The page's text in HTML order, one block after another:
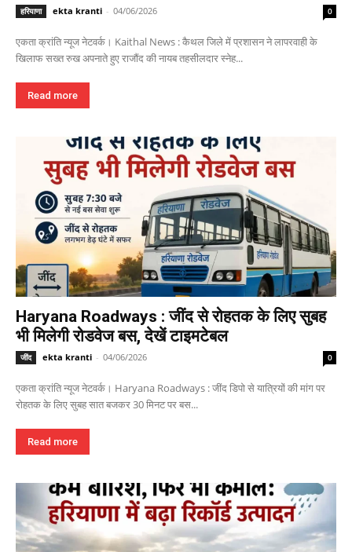
हरियाणा ekta kranti - 04/06/2026 0
एकता क्रांति न्यूज नेटवर्क। Kaithal News : कैथल जिले में प्रशासन ने लापरवाही के
खिलाफ सख्त रुख अपनाते हुए राजौंद की नायब तहसीलदार स्नेह...
Read more
Haryana Roadways : जींद से रोहतक के लिए सुबह
भी मिलेगी रोडवेज बस, देखें टाइमटेबल
जींद ekta kranti - 04/06/2026 0
एकता क्रांति न्यूज नेटवर्क। Haryana Roadways : जींद डिपो से यात्रियों की मांग पर
रोहतक के लिए सुबह सात बजकर 30 मिनट पर बस...
Read more